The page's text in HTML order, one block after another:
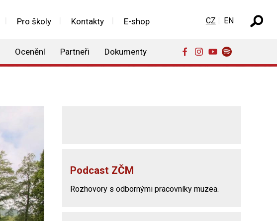
Pro školy Kontakty E-shop
Ocenění Partneři Dokumenty
Zvolte jazyk
CZ EN
Podcast ZČM
Rozhovory s odbornými pracovníky muzea.